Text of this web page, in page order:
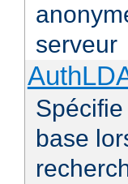
serveur
base